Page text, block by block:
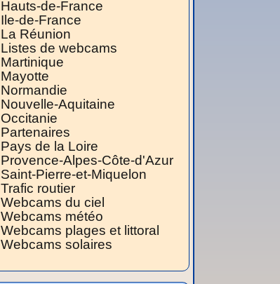
Hauts-de-France
Ile-de-France
La Réunion
Listes de webcams
Martinique
Mayotte
Normandie
Nouvelle-Aquitaine
Occitanie
Partenaires
Pays de la Loire
Provence-Alpes-Côte-d'Azur
Saint-Pierre-et-Miquelon
Trafic routier
Webcams du ciel
Webcams météo
Webcams plages et littoral
Webcams solaires